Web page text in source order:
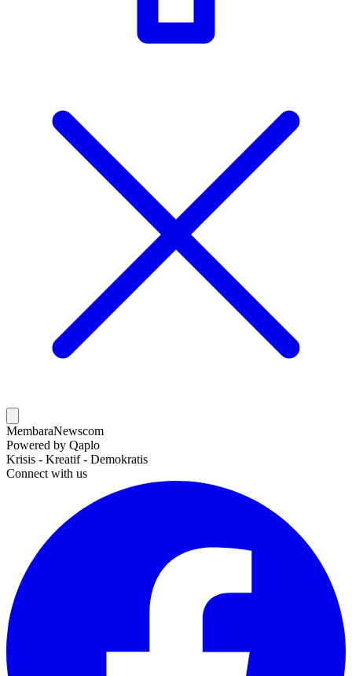
MembaraNewscom
Powered by Qaplo
Krisis - Kreatif - Demokratis
Connect with us